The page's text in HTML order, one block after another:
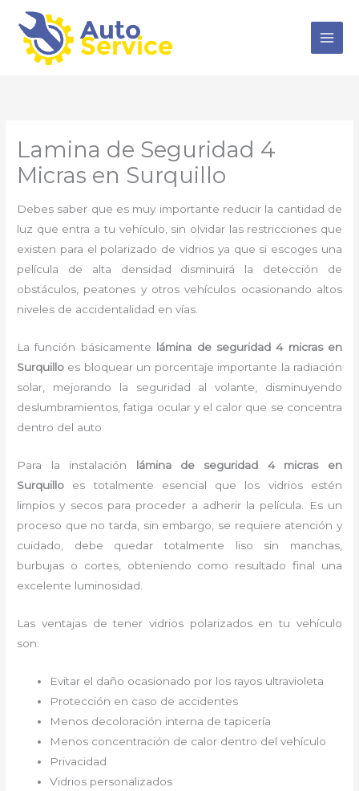
contenido
Lamina de Seguridad 4
Micras en Surquillo
Debes saber que es muy importante reducir la cantidad de
luz que entra a tu vehículo, sin olvidar las restricciones que
existen para el polarizado de vidrios ya que si escoges una
película de alta densidad disminuirá la detección de
obstáculos, peatones y otros vehículos ocasionando altos
niveles de accidentalidad en vías.
La función básicamente lámina de seguridad 4 micras en
Surquillo es bloquear un porcentaje importante la radiación
solar, mejorando la seguridad al volante, disminuyendo
deslumbramientos, fatiga ocular y el calor que se concentra
dentro del auto.
Para la instalación lámina de seguridad 4 micrasen
Surquillo es totalmente
esencial que los vidrios estén
limpios y secos para proceder a adherir la película. Es un
proceso que no tarda, sin embargo, se requiere atención y
cuidado, debe quedar totalmente liso sin manchas,
burbujas o cortes, obteniendo como resultado final una
excelente luminosidad.
Las ventajas de tener vidrios polarizados en tu vehículo
son:
Evitar el daño ocasionado por los rayos ultravioleta
Protección en caso de accidentes
Menos decoloración interna de tapicería
Menos concentración de calor dentro del vehículo
Privacidad
Vidrios personalizados